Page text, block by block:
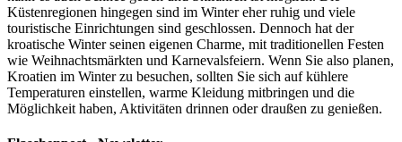
Küstenregionen hingegen sind im Winter eher ruhig und viele
touristische Einrichtungen sind geschlossen. Dennoch hat der
kroatische Winter seinen eigenen Charme, mit traditionellen Festen
wie Weihnachtsmärkten und Karnevalsfeiern. Wenn Sie also planen,
Kroatien im Winter zu besuchen, sollten Sie sich auf kühlere
Temperaturen einstellen, warme Kleidung mitbringen und die
Möglichkeit haben, Aktivitäten drinnen oder draußen zu genießen.